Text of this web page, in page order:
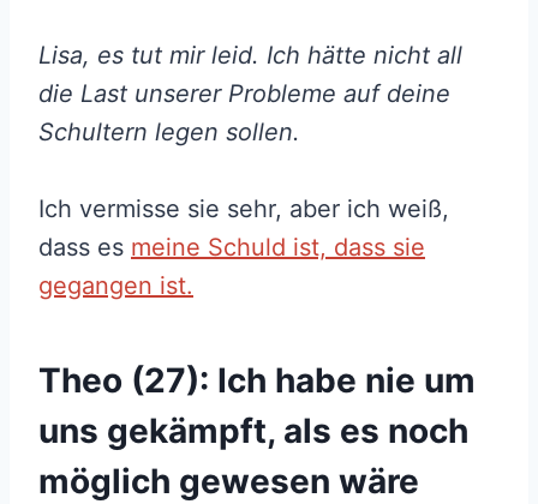
Lisa, es tut mir leid. Ich hätte nicht all
die Last unserer Probleme auf deine
Schultern legen sollen.
Ich vermisse sie sehr, aber ich weiß,
dass es meine Schuld ist, dass sie
gegangen ist.
Theo (27): Ich habe nie um
uns gekämpft, als es noch
möglich gewesen wäre